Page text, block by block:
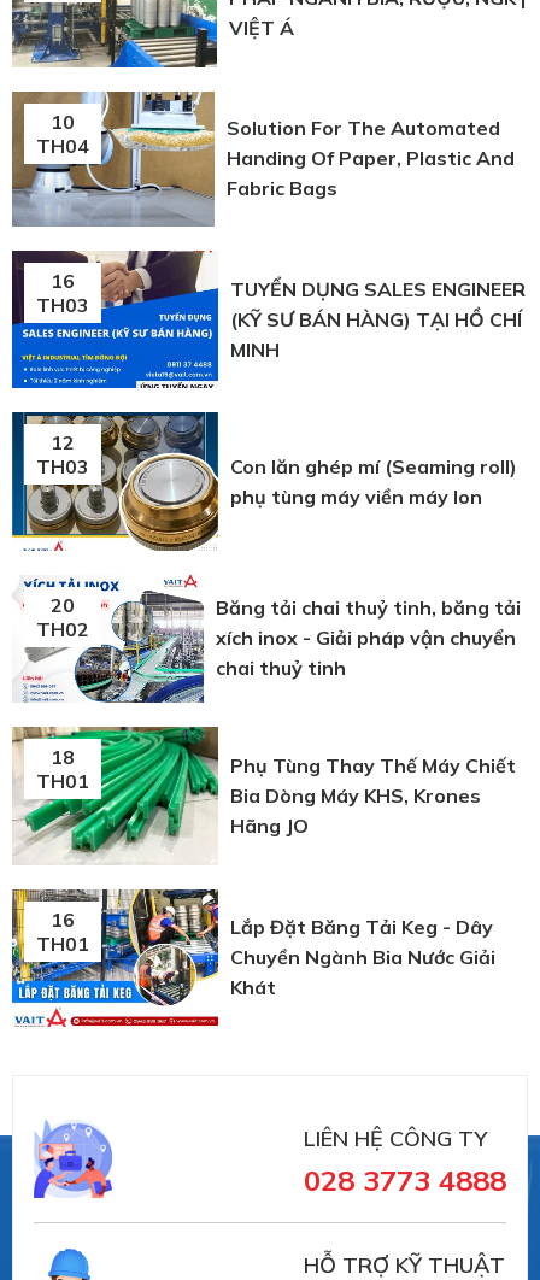
VIỆT Á
10
TH04
Solution For The Automated
Handing Of Paper, Plastic And
Fabric Bags
16
TH03
TUYỂN DỤNG SALES ENGINEER
(KỸ SƯ BÁN HÀNG) TẠI HỒ CHÍ
MINH
12
TH03
Con lăn ghép mí (Seaming roll)
phụ tùng máy viền máy lon
20
TH02
Băng tải chai thuỷ tinh, băng tải
xích inox - Giải pháp vận chuyển
chai thuỷ tinh
18
TH01
Phụ Tùng Thay Thế Máy Chiết
Bia Dòng Máy KHS, Krones
Hãng JO
16
TH01
Lắp Đặt Băng Tải Keg - Dây
Chuyền Ngành Bia Nước Giải
Khát
LIÊN HỆ CÔNG TY
028 3773 4888
HỖ TRỢ KỸ THUẬT